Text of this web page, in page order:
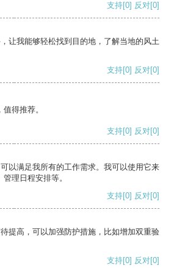
支持[0] 反对[0]
让我能够轻松找到目的地，了解当地的风土
支持[0] 反对[0]
得推荐。
支持[0] 反对[0]
以满足我所有的工作需求。我可以使用它来
理日程安排等。
支持[0] 反对[0]
提高，可以加强防护措施，比如增加双重验
支持[0] 反对[0]